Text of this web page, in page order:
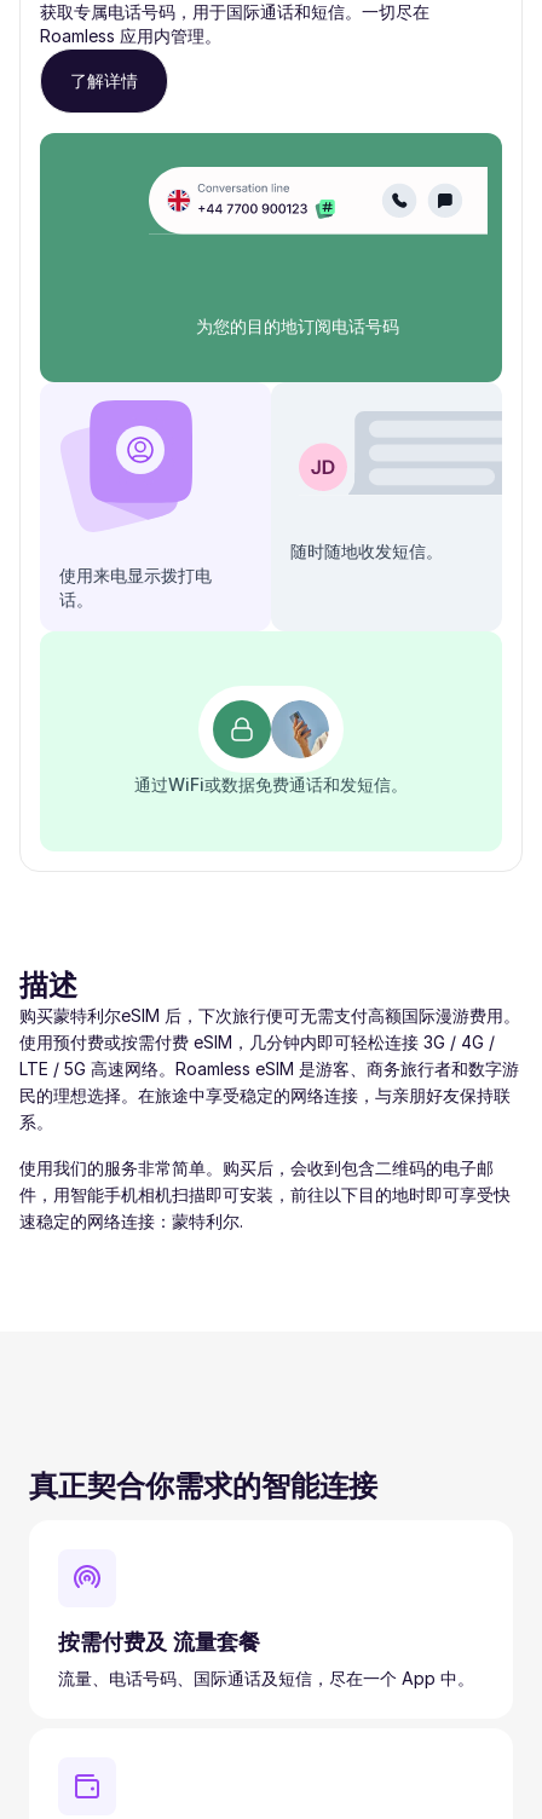
获取专属电话号码，用于国际通话和短信。一切尽在
Roamless 应用内管理。
了解详情
为您的目的地订阅电话号码
使用来电显示拨打电
话。
随时随地收发短信。
通过WiFi或数据免费通话和发短信。
描述
购买蒙特利尔eSIM 后，下次旅行便可无需支付高额国际漫游费用。
使用预付费或按需付费 eSIM，几分钟内即可轻松连接 3G / 4G /
LTE / 5G 高速网络。Roamless eSIM 是游客、商务旅行者和数字游
民的理想选择。在旅途中享受稳定的网络连接，与亲朋好友保持联
系。
使用我们的服务非常简单。购买后，会收到包含二维码的电子邮
件，用智能手机相机扫描即可安装，前往以下目的地时即可享受快
速稳定的网络连接：蒙特利尔.
真正契合你需求的智能连接
按需付费及 流量套餐
流量、电话号码、国际通话及短信，尽在一个 App 中。